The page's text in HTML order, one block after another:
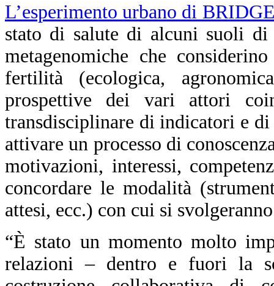
L’esperimento urbano di
stato di salute di alcuni suoli di
metagenomiche che
fertilità (ecologica,
prospettive dei vari attori
transdisciplinare di indicatori e
attivare un processo di
motivazioni, interessi,
concordare le modalità
attesi, ecc.) con cui si
“È stato un momento molto
relazioni – dentro e fuori la